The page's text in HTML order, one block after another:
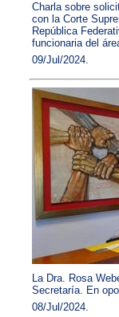
Charla sobre
con la Corte
República
funcionaria del
09/Jul/2024.
La Dra. Rosa
Secretaría. En
08/Jul/2024.